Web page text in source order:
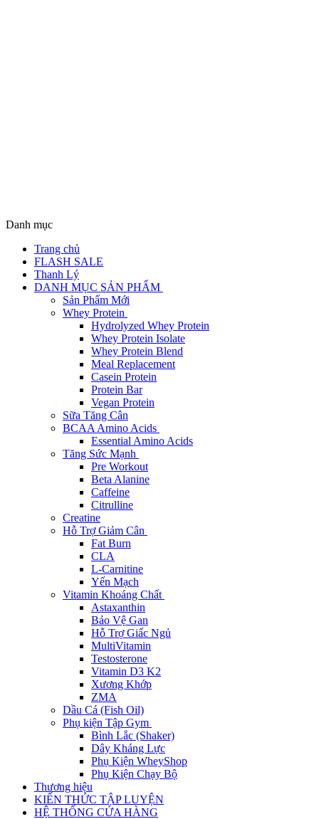
Danh mục
Trang chủ
FLASH SALE
Thanh Lý
DANH MỤC SẢN PHẨM
Sản Phẩm Mới
Whey Protein
Hydrolyzed Whey Protein
Whey Protein Isolate
Whey Protein Blend
Meal Replacement
Casein Protein
Protein Bar
Vegan Protein
Sữa Tăng Cân
BCAA Amino Acids
Essential Amino Acids
Tăng Sức Mạnh
Pre Workout
Beta Alanine
Caffeine
Citrulline
Creatine
Hỗ Trợ Giảm Cân
Fat Burn
CLA
L-Carnitine
Yến Mạch
Vitamin Khoáng Chất
Astaxanthin
Bảo Vệ Gan
Hỗ Trợ Giấc Ngủ
MultiVitamin
Testosterone
Vitamin D3 K2
Xương Khớp
ZMA
Dầu Cá (Fish Oil)
Phụ kiện Tập Gym
Bình Lắc (Shaker)
Dây Kháng Lực
Phụ Kiện WheyShop
Phụ Kiện Chạy Bộ
Thương hiệu
KIẾN THỨC TẬP LUYỆN
HỆ THỐNG CỬA HÀNG